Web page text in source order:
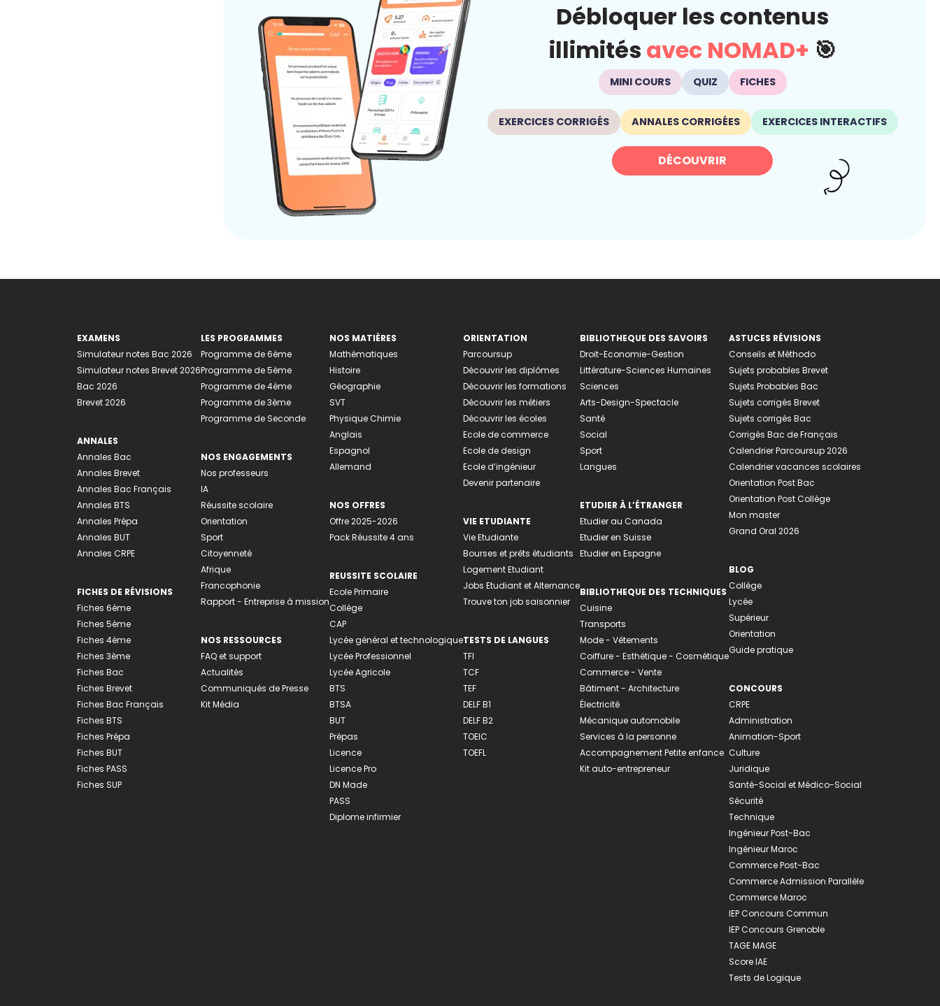
Débloquer les contenus
illimités avec NOMAD+ 🎯
MINI COURS QUIZ FICHES
EXERCICES CORRIGÉS ANNALES CORRIGÉES EXERCICES INTERACTIFS
DÉCOUVRIR
EXAMENS
Simulateur notes Bac 2026
Simulateur notes Brevet 2026
Bac 2026
Brevet 2026
ANNALES
Annales Bac
Annales Brevet
Annales Bac Français
Annales BTS
Annales Prépa
Annales BUT
Annales CRPE
FICHES DE RÉVISIONS
Fiches 6ème
Fiches 5ème
Fiches 4ème
Fiches 3ème
Fiches Bac
Fiches Brevet
Fiches Bac Français
Fiches BTS
Fiches Prépa
Fiches BUT
Fiches PASS
Fiches SUP
LES PROGRAMMES
Programme de 6ème
Programme de 5ème
Programme de 4ème
Programme de 3ème
Programme de Seconde
NOS ENGAGEMENTS
Nos professeurs
IA
Réussite scolaire
Orientation
Sport
Citoyenneté
Afrique
Francophonie
Rapport - Entreprise à mission
NOS RESSOURCES
FAQ et support
Actualités
Communiqués de Presse
Kit Média
NOS MATIÈRES
Mathématiques
Histoire
Géographie
SVT
Physique Chimie
Anglais
Espagnol
Allemand
NOS OFFRES
Offre 2025-2026
Pack Réussite 4 ans
REUSSITE SCOLAIRE
Ecole Primaire
Collège
CAP
Lycée général et technologique
Lycée Professionnel
Lycée Agricole
BTS
BTSA
BUT
Prépas
Licence
Licence Pro
DN Made
PASS
Diplome infirmier
ORIENTATION
Parcoursup
Découvrir les diplômes
Découvrir les formations
Découvrir les métiers
Découvrir les écoles
Ecole de commerce
Ecole de design
Ecole d’ingénieur
Devenir partenaire
VIE ETUDIANTE
Vie Etudiante
Bourses et prêts étudiants
Logement Etudiant
Jobs Etudiant et Alternance
Trouve ton job saisonnier
TESTS DE LANGUES
TFI
TCF
TEF
DELF B1
DELF B2
TOEIC
TOEFL
BIBLIOTHEQUE DES SAVOIRS
Droit-Economie-Gestion
Littérature-Sciences Humaines
Sciences
Arts-Design-Spectacle
Santé
Social
Sport
Langues
ETUDIER À L’ÉTRANGER
Etudier au Canada
Etudier en Suisse
Etudier en Espagne
BIBLIOTHEQUE DES TECHNIQUES
Cuisine
Transports
Mode - Vêtements
Coiffure - Esthétique - Cosmétique
Commerce - Vente
Bâtiment - Architecture
Électricité
Mécanique automobile
Services à la personne
Accompagnement Petite enfance
Kit auto-entrepreneur
ASTUCES RÉVISIONS
Conseils et Méthodo
Sujets probables Brevet
Sujets Probables Bac
Sujets corrigés Brevet
Sujets corrigés Bac
Corrigés Bac de Français
Calendrier Parcoursup 2026
Calendrier vacances scolaires
Orientation Post Bac
Orientation Post Collège
Mon master
Grand Oral 2026
BLOG
Collège
Lycée
Supérieur
Orientation
Guide pratique
CONCOURS
CRPE
Administration
Animation-Sport
Culture
Juridique
Santé-Social et Médico-Social
Sécurité
Technique
Ingénieur Post-Bac
Ingénieur Maroc
Commerce Post-Bac
Commerce Admission Parallèle
Commerce Maroc
IEP Concours Commun
IEP Concours Grenoble
TAGE MAGE
Score IAE
Tests de Logique